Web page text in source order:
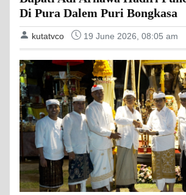
Di Pura Dalem Puri Bongkasa
kutatvco 19 June 2026, 08:05 am